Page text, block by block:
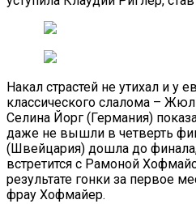
Накал страстей не утихал и у
классического слалома –
Селина Йорг (Германия)
даже не вышли в четверть
(Швейцария) дошла до
встретится с Рамоной
результате гонки за первое
фрау Хофмайер.